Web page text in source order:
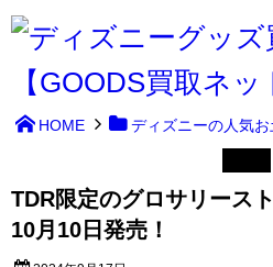
HOME ディズニーの人気
TDR限定のグロサリース
10月10日発売！